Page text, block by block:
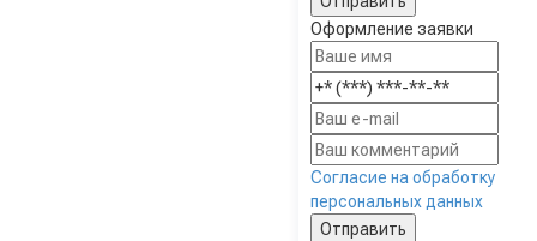
Оформление заявки
Согласие на обработку
персональных данных